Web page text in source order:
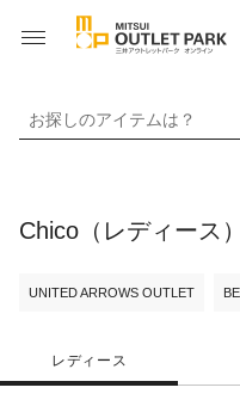
お探しのアイテムは？
Chico（レディース
UNITED ARROWS OUTLET
レディース